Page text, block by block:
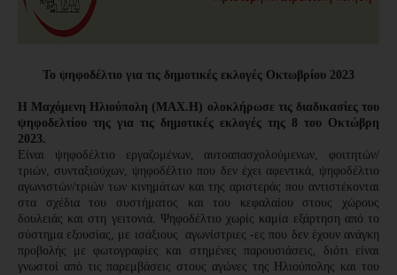
Το ψηφοδέλτιο για τις δημοτικές εκλογές Οκτωβρίου 2023
Η Μαχόμενη Ηλιούπολη (ΜΑΧ.Η) ολοκλήρωσε τις διαδικασίες του
ψηφοδελτίου της για τις δημοτικές εκλογές της 8 του Οκτώβρη
2023.
Είναι ψηφοδέλτιο εργαζομένων, αυτοαπασχολούμενων, φοιτητών/
τριών, συνταξιούχων, ψηφοδέλτιο που δεν έχει αφεντικά, ψηφοδέλτιο
αγωνιστών/τριών των κινημάτων και της αριστεράς που αντιστέκονται
στα σχέδια του συστήματος και του κεφαλαίου στους χώρους
δουλειάς και στη γειτονιά. Ψηφοδέλτιο χωρίς καμία εξάρτηση από το
σύστημα εξουσίας, με ισάξιους αγωνίστριες -ες που δεν έχουν ανάγκη
προβολής με φωτογραφίες και στημένες παρουσιάσεις, διότι είναι
γνωστοί από τις παρεμβάσεις στους αγώνες της Ηλιούπολης και του